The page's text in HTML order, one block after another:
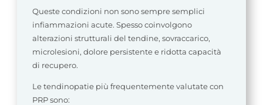
Queste condizioni non sono sempre semplici
infiammazioni acute. Spesso coinvolgono
alterazioni strutturali del tendine, sovraccarico,
microlesioni, dolore persistente e ridotta capacità
di recupero.
Le tendinopatie più frequentemente valutate con
PRP sono: